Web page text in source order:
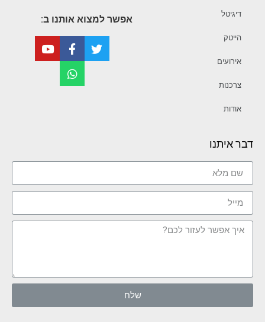
דיגיטל
הייטק
אירועים
צרכנות
אודות
אפשר למצוא אותנו ב:
דבר איתנו
שלח